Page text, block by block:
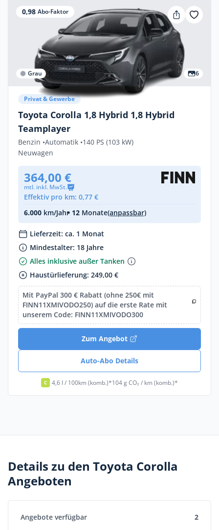
0,98 Abo-Faktor
Grau 6
Privat & Gewerbe
Toyota Corolla 1,8 Hybrid 1,8 Hybrid
Teamplayer
Benzin •Automatik •140 PS (103 kW)
Neuwagen
364,00 €
mtl. inkl. MwSt.
Effektiv pro km: 0,77 €
6.000 km/Jahr• 12 Monate(anpassbar)
Lieferzeit: ca. 1 Monat
Mindestalter: 18 Jahre
Alles inklusive außer Tanken
Haustürlieferung: 249,00 €
Mit PayPal 300 € Rabatt (ohne 250€ mit
FINN11XMIVODO250) auf die erste Rate mit
unserem Code: FINN11XMIVODO300
Zum Angebot
Auto-Abo Details
C 4,6 l / 100km (komb.)*104 g CO₂ / km (komb.)*
Details zu den Toyota Corolla
Angeboten
Angebote verfügbar 2